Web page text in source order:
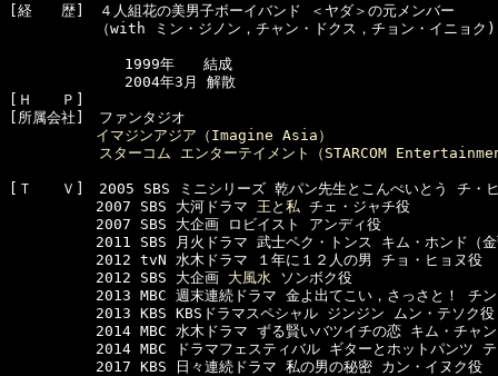
[経　　歴]　４人組花の美男子ボーイバンド ＜ヤダ＞の元メンバー
（with ミン・ジノン，チャン・ドクス，チョン・イニョク)
1999年　　結成
2004年3月 解散
[Ｈ　　Ｐ]
[所属会社]　ファンタジオ
イマジンアジア（Imagine Asia）
スターコム エンターテイメント（STARCOM
[Ｔ　　Ｖ]　2005 SBS ミニシリーズ 乾パン先生とこんぺいとう チ・
2007 SBS 大河ドラマ 王と私 チェ・ジャチ役
2007 SBS 大企画 ロビイスト アンディ役
2011 SBS 月火ドラマ 武士ペク・トンス キム・ホンド（金
2012 tvN 水木ドラマ １年に１２人の男 チョ・ヒョヌ役
2012 SBS 大企画 大風水 ソンボク役
2013 MBC 週末連続ドラマ 金よ出てこい，さっさと！ チン
2013 KBS KBSドラマスペシャル ジンジン ムン・テソク役
2014 MBC 水木ドラマ ずる賢いバツイチの恋 キム・チャン
2014 MBC ドラマフェスティバル ギターとホットパンツ テ
2017 KBS 日々連続ドラマ 私の男の秘密 カン・イヌク役